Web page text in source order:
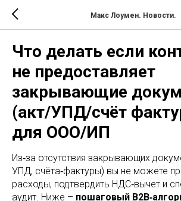
Макс Лоумен. Новости.
Что делать если
не предоставляет
закрывающие
(акт/УПД/счёт
для ООО/ИП
Из‑за отсутствия закрывающих
УПД, счёта‑фактуры) вы не можете
расходы, подтвердить НДС‑вычет и
аудит. Ниже – пошаговый